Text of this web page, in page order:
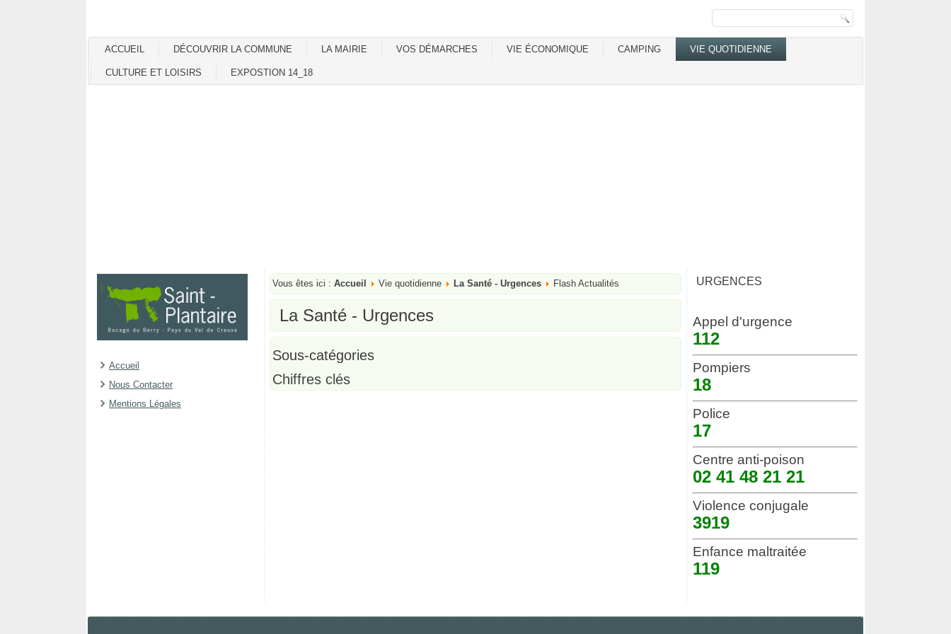
ACCUEIL DÉCOUVRIR LA COMMUNE LA MAIRIE VOS DÉMARCHES VIE ÉCONOMIQUE CAMPING VIE QUOTIDIENNE
CULTURE ET LOISIRS EXPOSTION 14_18
Accueil
Nous Contacter
Mentions Légales
Vous êtes ici : Accueil Vie quotidienne La Santé - Urgences Flash Actualités
La Santé - Urgences
Sous-catégories
Chiffres clés
URGENCES
Appel d'urgence
112
Pompiers
18
Police
17
Centre anti-poison
02 41 48 21 21
Violence conjugale
3919
Enfance maltraitée
119